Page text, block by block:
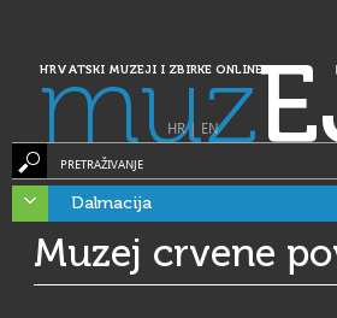
HRVATSKI MUZEJI I ZBIRKE ONLINE
muz
HR| EN
PRETRAŽIVANJE
Dalmacija
Muzej crvene